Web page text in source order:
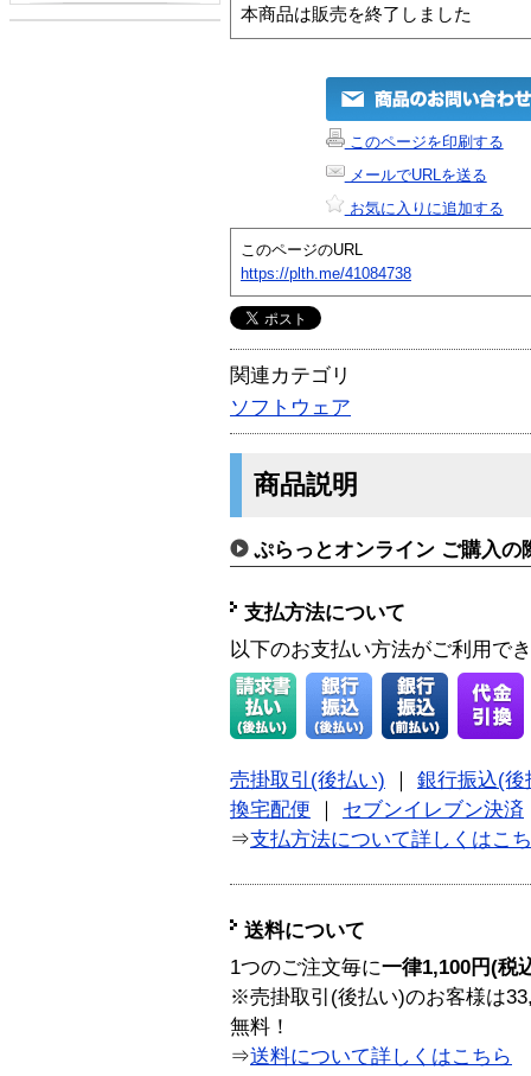
本商品は販売を終了しました
このページを印刷する
メールでURLを送る
お気に入りに追加する
このページのURL
https://plth.me/41084738
関連カテゴリ
ソフトウェア
商品説明
ぷらっとオンライン ご購入の
支払方法について
以下のお支払い方法がご利用で
売掛取引(後払い)
銀行振込(後
換宅配便
セブンイレブン決済
⇒支払方法について詳しくはこ
送料について
1つのご注文毎に一律1,100円(税
※売掛取引(後払い)のお客様は
無料！
⇒送料について詳しくはこちら